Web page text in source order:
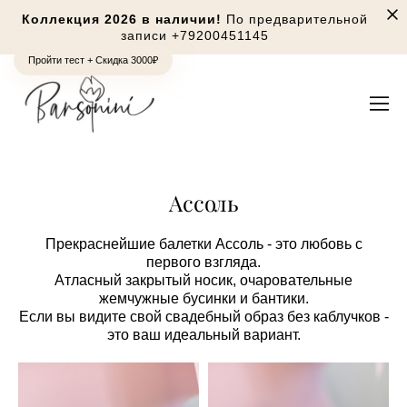
Пройти тест + Скидка 3000₽
Коллекция 2026 в наличии! По предварительной
записи +79200451145
Ассоль
Прекраснейшие балетки Ассоль - это любовь с
первого взгляда.
Атласный закрытый носик, очаровательные
жемчужные бусинки и бантики.
Если вы видите свой свадебный образ без каблучков -
это ваш идеальный вариант.